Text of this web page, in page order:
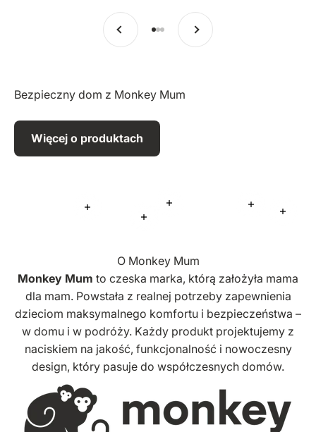
Poprzedni
Przejdź do pozycji 1
Przejdź do pozycji 2
Przejdź do pozycji 3
Bezpieczny dom z Monkey Mum
Więcej o produktach
Więcej
Więcej informacji Więcej informacji
O Monkey Mum
Monkey Mum to czeska marka, którą założyła mama
dla mam. Powstała z realnej potrzeby zapewnienia
dzieciom maksymalnego komfortu i bezpieczeństwa –
w domu i w podróży. Każdy produkt projektujemy z
naciskiem na jakość, funkcjonalność i nowoczesny
design, który pasuje do współczesnych domów.